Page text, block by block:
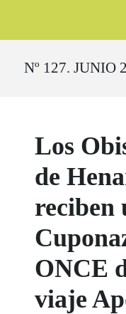
Nº 127. JUNIO
Los
de
reciben
ONCE
viaje